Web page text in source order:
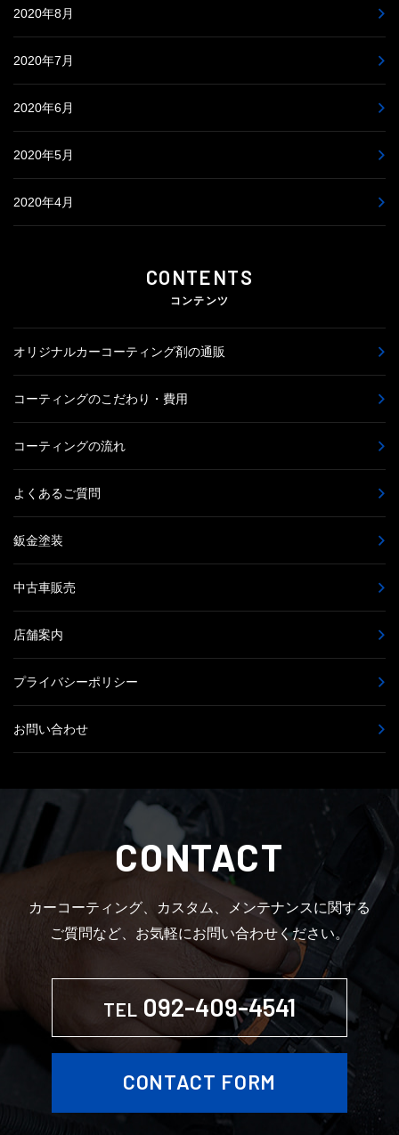
2020年8月
2020年7月
2020年6月
2020年5月
2020年4月
CONTENTS
コンテンツ
オリジナルカーコーティング剤の通販
コーティングのこだわり・費用
コーティングの流れ
よくあるご質問
鈑金塗装
中古車販売
店舗案内
プライバシーポリシー
お問い合わせ
CONTACT
カーコーティング、カスタム、メンテナンスに関する
ご質問など、お気軽にお問い合わせください。
TEL 092-409-4541
CONTACT FORM